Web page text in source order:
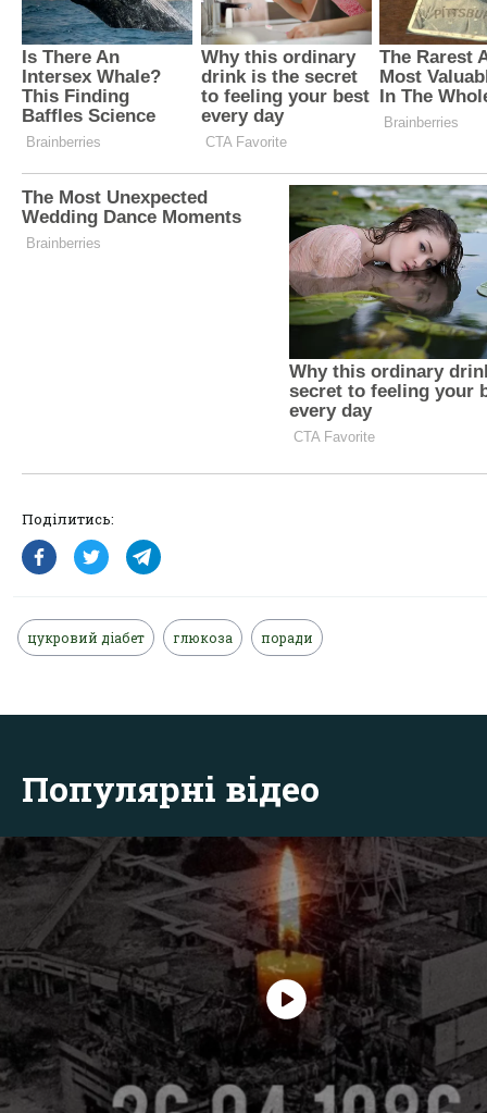
Поділитись:
цукровий діабет глюкоза поради
Популярні відео